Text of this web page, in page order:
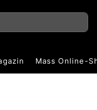
Mass Online-